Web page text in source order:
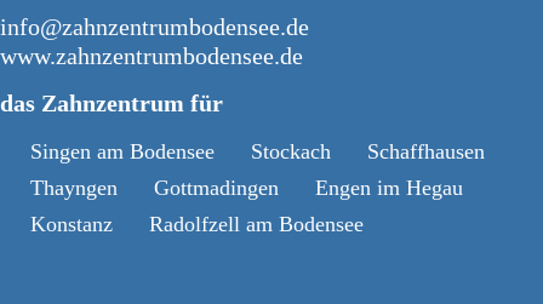
info@zahnzentrumbodensee.de
www.zahnzentrumbodensee.de
das Zahnzentrum für
Singen am Bodensee Stockach
Schaffhausen
Thayngen
Gottmadingen
Engen im Hegau
Konstanz
Radolfzell am Bodensee